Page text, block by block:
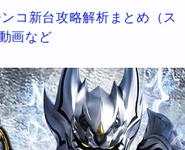
コ新台攻略解析まとめ（ス
画など